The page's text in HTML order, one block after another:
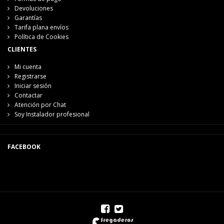
Devoluciones
Garantías
Tarifa plana envíos
Política de Cookies
CLIENTES
Mi cuenta
Registrarse
Iniciar sesión
Contactar
Atención por Chat
Soy Instalador profesional
FACEBOOK